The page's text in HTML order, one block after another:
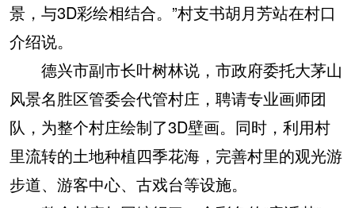
景，与3D彩绘相结合。”村支书胡月芳站在村口
介绍说。
德兴市副市长叶树林说，市政府委托大茅山
风景名胜区管委会代管村庄，聘请专业画师团
队，为整个村庄绘制了3D壁画。同时，利用村
里流转的土地种植四季花海，完善村里的观光游
步道、游客中心、古戏台等设施。